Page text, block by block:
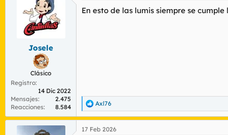
i
Josele
Clásico
Registro
14 Dic 2022
Mensajes
2.475
Reacciones
8.584
En esto de las lumis siempre se
R
e
a
c
Axl76
17 Feb 2026